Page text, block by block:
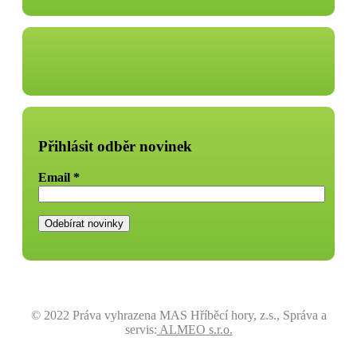
Přihlásit odběr novinek
Email *
© 2022 Práva vyhrazena MAS Hříběcí hory, z.s., Správa a
servis: ALMEO s.r.o.